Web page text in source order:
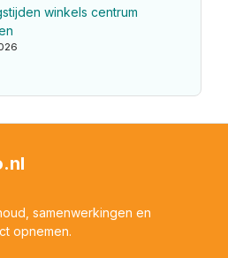
winkels centrum
samenwerkingen en
opnemen.